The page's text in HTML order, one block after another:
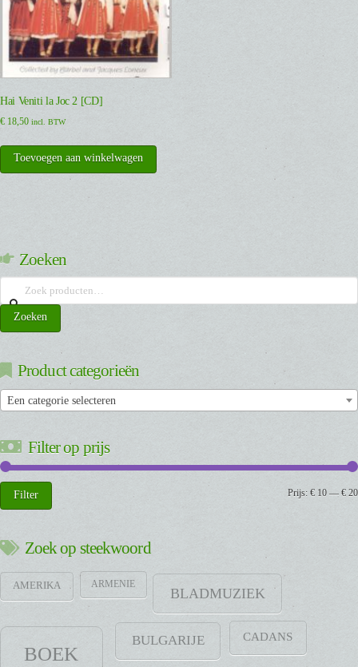
Hai Veniti la Joc 2 [CD]
€ 18,50 incl. BTW
Toevoegen aan winkelwagen
Zoeken
Zoeken
naar:
Zoeken
Product categorieën
Een categorie selecteren
Filter op prijs
Min.
prijs
Max.
prijs
Filter Prijs: € 10 — € 20
Zoek op steekwoord
AMERIKA ARMENIE
BLADMUZIEK
BOEK
BULGARIJE CADANS